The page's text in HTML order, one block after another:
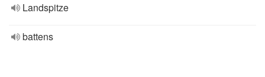
Landspitze
battens